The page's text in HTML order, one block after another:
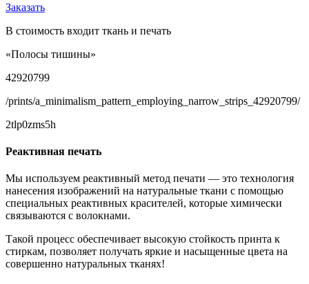
Заказать
В стоимость входит ткань и печать
«Полосы тишины»
42920799
/prints/a_minimalism_pattern_employing_narrow_strips_42920799/
2tlp0zms5h
Реактивная печать
Мы используем реактивный метод печати — это технология
нанесения изображений на натуральные ткани с помощью
специальных реактивных красителей, которые химически
связываются с волокнами.
Такой процесс обеспечивает высокую стойкость принта к
стиркам, позволяет получать яркие и насыщенные цвета на
совершенно натуральных тканях!